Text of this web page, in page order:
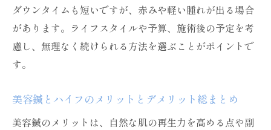
ダウンタイムも短いですが、赤みや軽い腫れが出る場合
があります。ライフスタイルや予算、施術後の予定を考
慮し、無理なく続けられる方法を選ぶことがポイントで
す。
美容鍼とハイフのメリットとデメリット総まとめ
美容鍼のメリットは、自然な肌の再生力を高める点や副